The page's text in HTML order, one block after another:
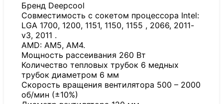
Бренд Deepcool
Совместимость с сокетом процессора Intel:
LGA 1700, 1200, 1151, 1150, 1155 , 2066, 2011-
v3, 2011 .
AMD: AM5, AM4.
Мощность рассеивания 260 Вт
Количество тепловых трубок 6 медных
трубок диаметром 6 мм
Скорость вращения вентилятора 500 – 2000
об/мин (±10%)